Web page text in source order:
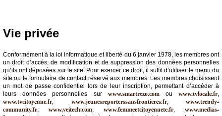
Vie privée
Conformément à la loi informatique et liberté du 6 janvier 1978, les membres ont
un droit d’accès, de modification et de suppression des données personnelles
qu’ils ont déposées sur le site. Pour exercer ce droit, il suffit d’utiliser le menu du
site ou le formulaire de contact réservé aux membres. Les membres choisissent
un mot de passe confidentiel lors de leur inscription, permettant d’accéder à
leurs données personnelles sur www.smartrezo.comouwww.tvlocale.fr
www.tvcitoyenne.fr
www.jeunesreporterssansfrontieres.fr, www.trendy-
community.fr
www.veitech.com www.femmeetcitoyennete.fr
www.medias-